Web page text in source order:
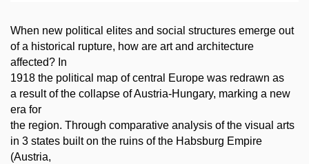
When new political elites and social structures emerge out
of a historical rupture, how are art and architecture
affected? In
1918 the political map of central Europe was redrawn as
a result of the collapse of Austria-Hungary, marking a new
era for
the region. Through comparative analysis of the visual arts
in 3 states built on the ruins of the Habsburg Empire
(Austria,